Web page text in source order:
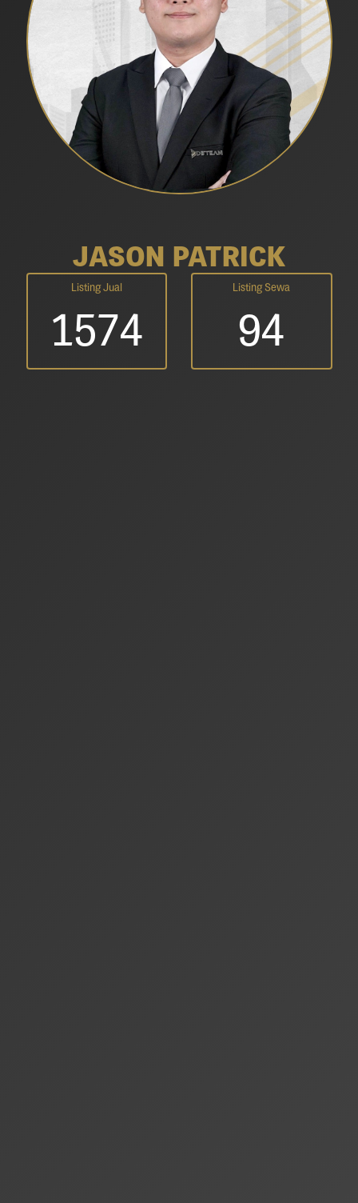
JASON PATRICK
Listing Jual
1574
Listing Sewa
94